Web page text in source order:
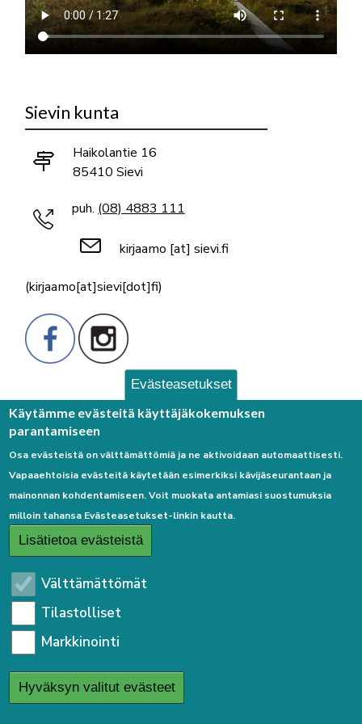
Sievin kunta
Haikolantie 16
85410 Sievi
puh. (08) 4883 111
kirjaamo [at] sievi.fi
(kirjaamo[at]sievi[dot]fi)
Palaute
Linkkejä
Etusivulle
Kirjaudu sisään
Saavutettavuusseloste
Sivukartta
Tietosuojaseloste
Evästeasetukset
Käytämme evästeitä käyttäjäkokemuksen
parantamiseen
Osa evästeistä on välttämättömiä ja ne aktivoidaan automaattisesti.
Vapaaehtoisia evästeitä käytetään esimerkiksi kävijäseurantaan ja
mainonnan kohdentamiseen. Voit muokata antamiasi suostumuksia
milloin tahansa Evästeasetukset-linkin kautta.
Lisätietoa evästeistä
Välttämättömät
Tilastolliset
Markkinointi
Hyväksyn valitut evästeet